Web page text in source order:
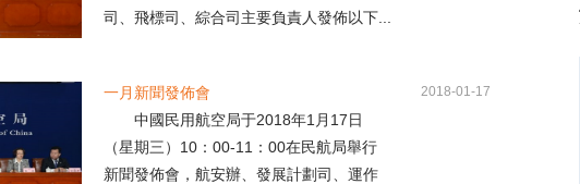
司、飛標司、綜合司主要負責人發佈以下...
一月新聞發佈會
中國民用航空局于2018年1月17日
（星期三）10：00-11：00在民航局舉行
新聞發佈會，航安辦、發展計劃司、運作
2018-01-17